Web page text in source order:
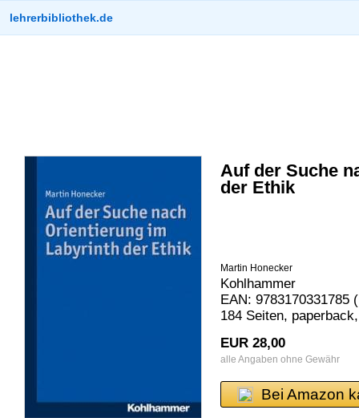
lehrerbibliothek.de
Auf der Suche
der Ethik
Martin Honecker
Kohlhammer
EAN: 9783170331785
184 Seiten,
EUR 28,00
alle Angaben ohne Gewähr
Bei Amazon